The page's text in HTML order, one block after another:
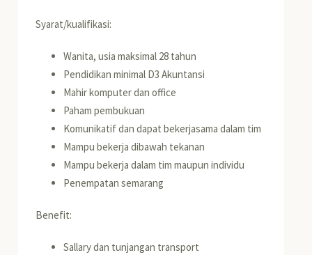
Syarat/kualifikasi:
Wanita, usia maksimal 28 tahun
Pendidikan minimal D3 Akuntansi
Mahir komputer dan office
Paham pembukuan
Komunikatif dan dapat bekerjasama dalam tim
Mampu bekerja dibawah tekanan
Mampu bekerja dalam tim maupun individu
Penempatan semarang
Benefit:
Sallary dan tunjangan transport